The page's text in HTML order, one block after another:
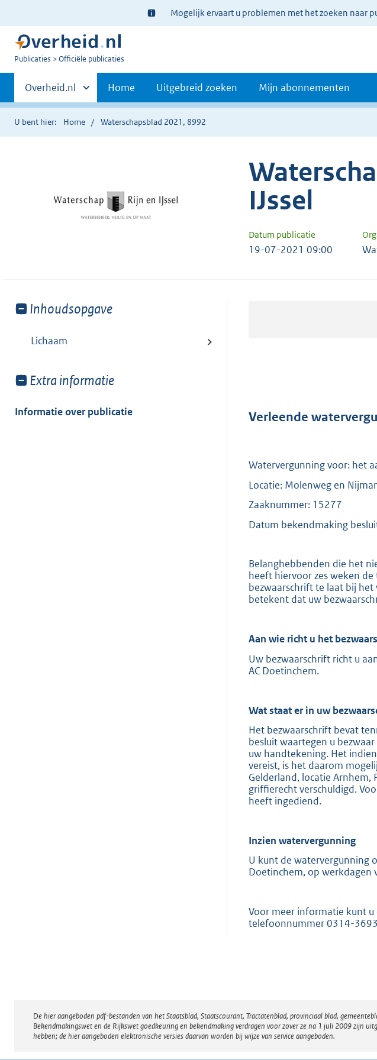
Ter
informatie:
Mogelijk ervaart u problemen met het zoeken naar
U
Publicaties Officiële publicaties
Primaire
navigatie
Andere
sites
binnen
Overheid.nl Home Uitgebreid zoeken Mijn abonnementen
U bent hier: Home Waterschapsblad 2021, 8992
IJssel
Datum publicatie
19-07-2021 09:00
Toon
van:
Inhoudsopgave
Lichaam
Toon
van:
Extra informatie
Informatie over publicatie Verleende
Watervergunning voor: het
Locatie: Molenweg en
Zaaknummer: 15277
Datum bekendmaking
Belanghebbenden die het
heeft hiervoor zes weken
bezwaarschrift te laat bij
betekent dat uw
Aan wie richt u het
Uw bezwaarschrift richt u
AC Doetinchem.
Wat staat er in uw
Het bezwaarschrift bevat
besluit waartegen u
uw handtekening. Het
vereist, is het daarom
Gelderland, locatie
griffierecht verschuldigd.
heeft ingediend.
Inzien watervergunning
U kunt de watervergunning
Doetinchem, op werkdagen
Voor meer informatie kunt
telefoonnummer 0314-
Disclaimer
De hier aangeboden pdf-bestanden van het Staatsblad, Staatscourant, Tractatenblad, provinciaal blad,
Bekendmakingswet en de Rijkswet goedkeuring en bekendmaking verdragen voor zover ze na 1 juli 2009 zijn
hebben; de hier aangeboden elektronische versies daarvan worden bij wijze van service aangeboden.